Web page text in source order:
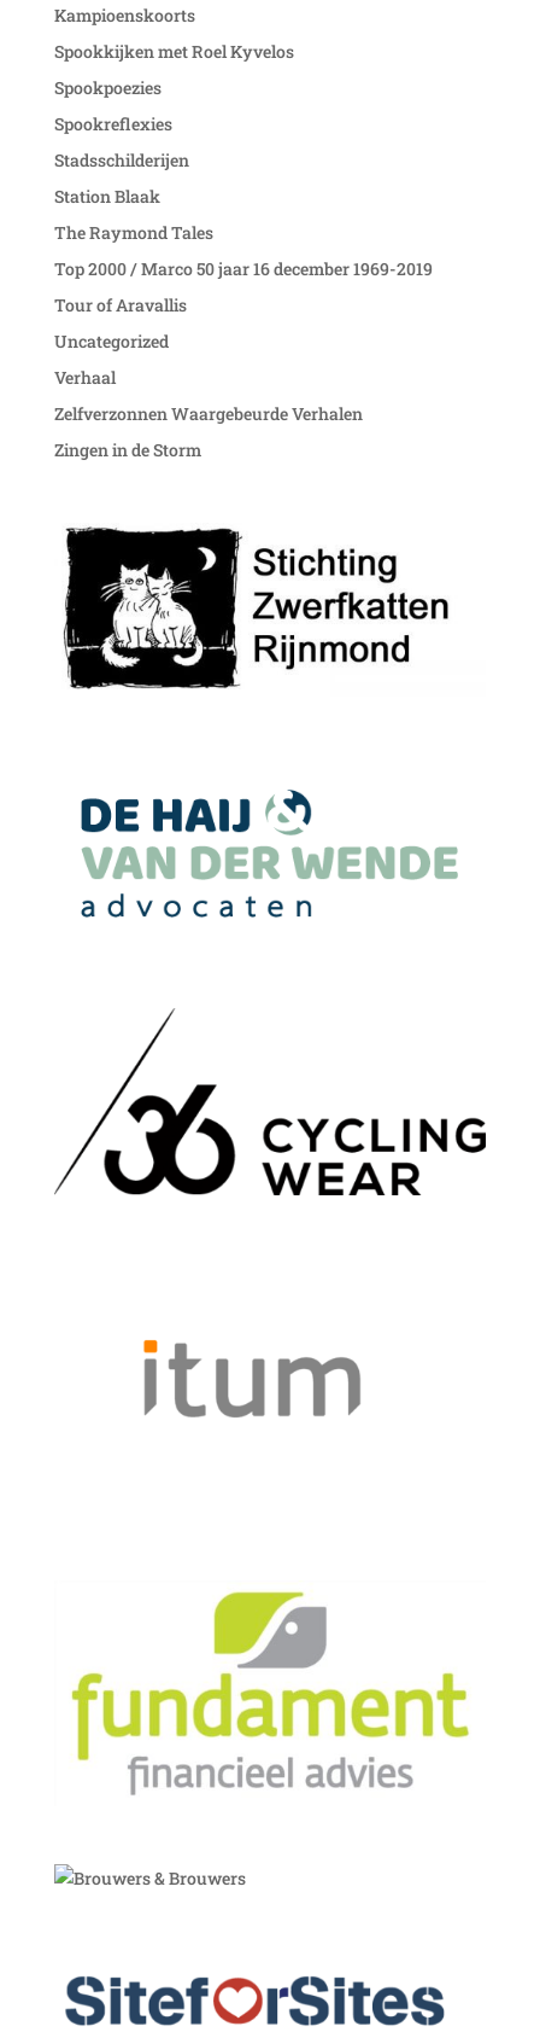
Kampioenskoorts
Spookkijken met Roel Kyvelos
Spookpoezies
Spookreflexies
Stadsschilderijen
Station Blaak
The Raymond Tales
Top 2000 / Marco 50 jaar 16 december 1969-2019
Tour of Aravallis
Uncategorized
Verhaal
Zelfverzonnen Waargebeurde Verhalen
Zingen in de Storm